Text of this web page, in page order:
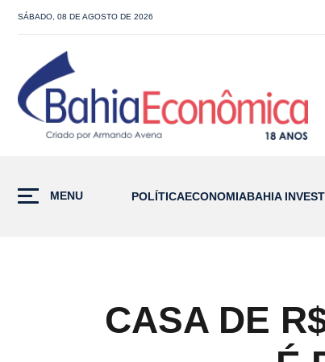
SÁBADO, 08 DE AGOSTO DE 2026
MENU POLÍTICAECONOMIABAHIA INVEST
CASA DE